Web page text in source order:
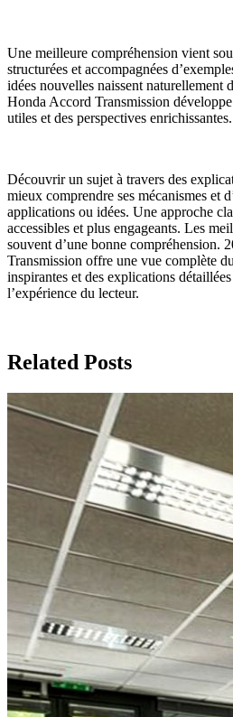
Une meilleure compréhension vient
structurées et accompagnées
idées nouvelles naissent naturellement
Honda Accord Transmission
utiles et des perspectives enrichissantes.
Découvrir un sujet à travers des
mieux comprendre ses mécanismes et
applications ou idées. Une approche
accessibles et plus engageants. Les
souvent d’une bonne compréhension.
Transmission offre une vue complète
inspirantes et des explications
l’expérience du lecteur.
Related Posts